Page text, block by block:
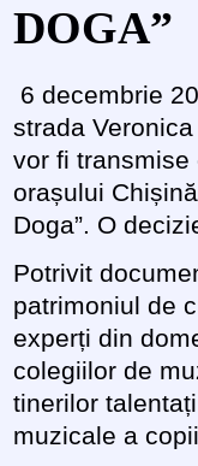
DOGA”
6 decembrie
strada
vor fi
orașului
Doga”. O
Potrivit
patrimoniul de
experți din
colegiilor de
tinerilor
muzicale a